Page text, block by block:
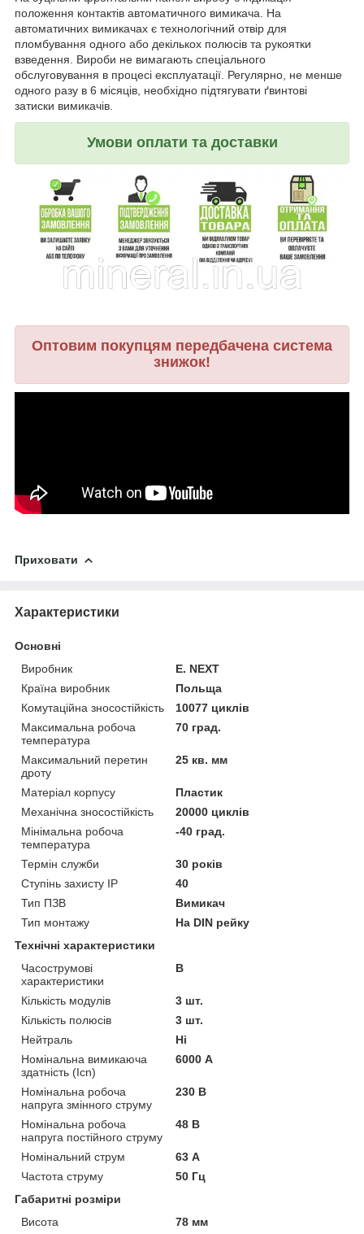
положення контактів автоматичного вимикача. На
автоматичних вимикачах є технологічний отвір для
пломбування одного або декількох полюсів та рукоятки
взведення. Вироби не вимагають спеціального
обслуговування в процесі експлуатації. Регулярно, не менше
одного разу в 6 місяців, необхідно підтягувати ґвинтові
затиски вимикачів.
Умови оплати та доставки
Оптовим покупцям передбачена система
знижок!
Приховати
Характеристики
Основні
Виробник
E. NEXT
Країна виробник
Польща
Комутаційна зносостійкість
10077 циклів
Максимальна робоча
температура
70 град.
Максимальний перетин
дроту
25 кв. мм
Матеріал корпусу
Пластик
Механічна зносостійкість
20000 циклів
Мінімальна робоча
температура
-40 град.
Термін служби
30 років
Ступінь захисту IP
40
Тип ПЗВ
Вимикач
Тип монтажу
На DIN рейку
Технічні характеристики
Часострумові
характеристики
B
Кількість модулів
3 шт.
Кількість полюсів
3 шт.
Нейтраль
Ні
Номінальна вимикаюча
здатність (Icn)
6000 А
Номінальна робоча
напруга змінного струму
230 В
Номінальна робоча
напруга постійного струму
48 В
Номінальний струм
63 А
Частота струму
50 Гц
Габаритні розміри
Висота
78 мм